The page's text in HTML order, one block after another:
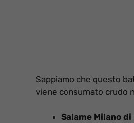
Sappiamo che questo
viene consumato crudo
Salame Milano